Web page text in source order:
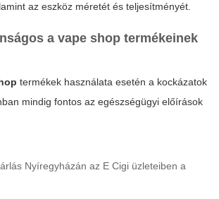
az eszköz méretét és teljesítményét.
a vape shop termékeinek
termékek használata esetén a kockázatok
mindig fontos az egészségügyi előírások
Nyíregyházán az E Cigi üzleteiben a